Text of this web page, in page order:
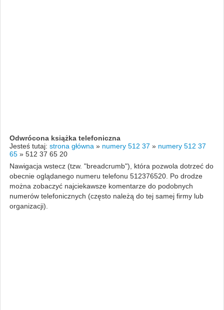
Odwrócona książka telefoniczna
Jesteś tutaj: strona główna » numery 512 37 » numery 512 37
65 » 512 37 65 20
Nawigacja wstecz (tzw. "breadcrumb"), która pozwola dotrzeć do
obecnie oglądanego numeru telefonu 512376520. Po drodze
można zobaczyć najciekawsze komentarze do podobnych
numerów telefonicznych (często należą do tej samej firmy lub
organizacji).